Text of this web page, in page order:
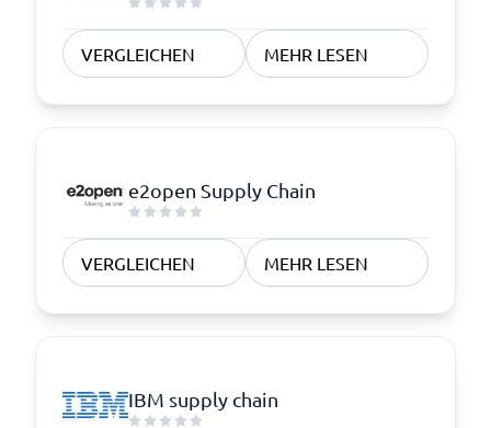
VERGLEICHEN MEHR LESEN
e2open Supply Chain
VERGLEICHEN MEHR LESEN
IBM supply chain